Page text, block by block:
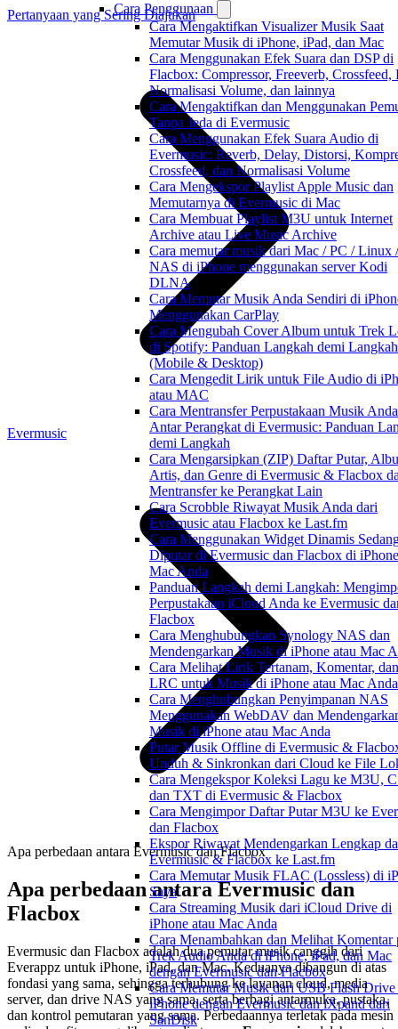
Cara Penggunaan
Cara Mengaktifkan Visualizer Musik Saat
Memutar Musik di iPhone, iPad, dan Mac
Cara Menggunakan Efek Suara dan DSP di
Flacbox: Compressor, Freeverb, Crossfeed,
Normalisasi Volume, dan lainnya
Cara Mengaktifkan dan Menggunakan
Tanpa Jeda di Evermusic
Cara Menggunakan Efek Suara Audio di
Evermusic: Reverb, Delay, Distorsi,
Crossfeed, dan Normalisasi Volume
Cara Mengekspor Playlist Apple Music dan
Memutarnya di Evermusic di Mac
Cara Membuat Playlist M3U untuk Internet
Archive atau Live Music Archive
Cara memutar musik dari Mac / PC / Linux /
NAS di iPhone menggunakan server Kodi
DLNA
Cara Memutar Musik Anda Sendiri di
Menggunakan CarPlay
Cara Mengubah Cover Album untuk Trek
di Spotify: Panduan Langkah demi Langkah
(Mobile & Desktop)
Cara Mengedit Lirik untuk File Audio di
atau MAC
Cara Mentransfer Perpustakaan Musik Anda
Antar Perangkat di Evermusic: Panduan
demi Langkah
Cara Mengarsipkan (ZIP) Daftar Putar,
Artis, dan Genre di Evermusic & Flacbox
Mentransfer ke Perangkat Lain
Cara Scrobble Riwayat Musik Anda dari
Evermusic atau Flacbox ke Last.fm
Cara Menggunakan Widget Dinamis
Diputar di Evermusic dan Flacbox di
Mac Anda
Panduan Langkah demi Langkah:
Perpustakaan iCloud Anda ke Evermusic
Flacbox
Cara Menghubungkan Synology NAS dan
Mendengarkan Musik di iPhone atau Mac
Cara Melihat Lirik Tertanam, Komentar,
LRC untuk Musik di iPhone atau Mac Anda
Cara Menghubungkan Penyimpanan NAS
Menggunakan WebDAV dan
Musik di iPhone atau Mac Anda
Putar Musik Offline di Evermusic &
Unduh & Sinkronkan dari Cloud ke File
Cara Mengekspor Koleksi Lagu ke M3U,
dan TXT di Evermusic & Flacbox
Cara Mengimpor Daftar Putar M3U ke
dan Flacbox
Ekspor Riwayat Mendengarkan Lengkap
Evermusic & Flacbox ke Last.fm
Cara Memutar Musik FLAC (Lossless) di
Saya
Cara Streaming Musik dari iCloud Drive di
iPhone atau Mac Anda
Cara Menambahkan dan Melihat Komentar
Trek Audio Anda di iPhone, iPad, dan Mac
dengan Evermusic dan Flacbox
Cara Memutar Musik dari USB Flash
iPhone dengan Evermusic dan iXpand dari
SanDisk
Pertanyaan yang Sering Diajukan
Evermusic
Apa perbedaan antara Evermusic dan Flacbox
Apa perbedaan antara Evermusic dan
Flacbox
Evermusic dan Flacbox adalah dua pemutar musik canggih dari
Everappz untuk iPhone, iPad, dan Mac. Keduanya dibangun di atas
fondasi yang sama, sehingga terhubung ke layanan cloud, media
server, dan drive NAS yang sama, serta berbagi antarmuka, pustaka,
dan kontrol pemutaran yang sama. Perbedaannya terletak pada mesin